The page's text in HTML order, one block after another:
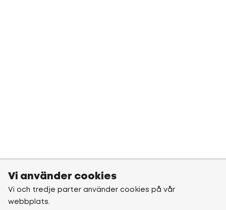
Vi använder cookies
Vi och tredje parter använder cookies på vår
webbplats.